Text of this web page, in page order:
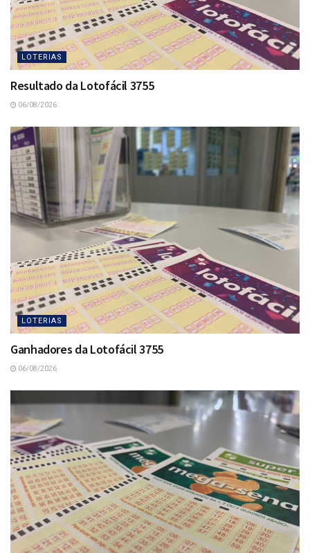
LOTERIAS
Resultado da Lotofácil 3755
06/08/2026
LOTERIAS
Ganhadores da Lotofácil 3755
06/08/2026